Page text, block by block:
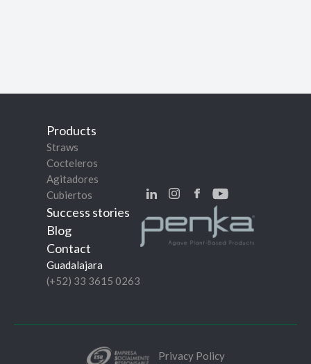
Products
Straws
Cocteleros
Agitadores
Cubiertos
Success stories
Blog
Contact
Guadalajara
(+52) 33 3615 0263
Privacy Policy